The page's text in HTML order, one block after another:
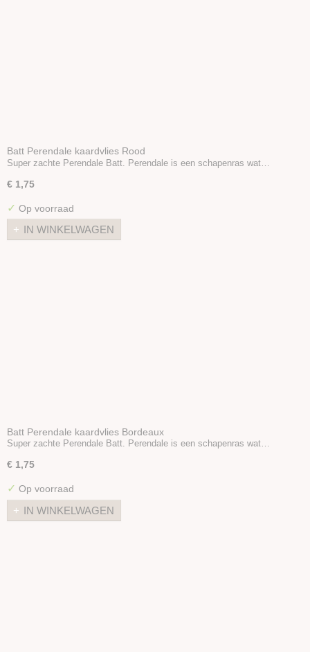
Batt Perendale kaardvlies Rood
Super zachte Perendale Batt. Perendale is een schapenras wat…
€ 1,75
✓ Op voorraad
IN WINKELWAGEN
Batt Perendale kaardvlies Bordeaux
Super zachte Perendale Batt. Perendale is een schapenras wat…
€ 1,75
✓ Op voorraad
IN WINKELWAGEN